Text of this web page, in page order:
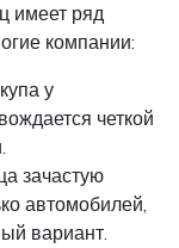
имеет ряд
компании:
у
четкой
зачастую
автомобилей,
вариант.